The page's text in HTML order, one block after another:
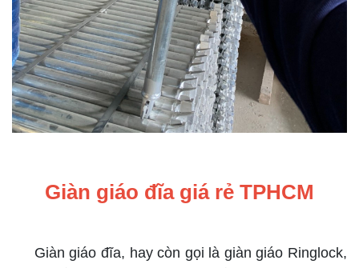
Giàn giáo đĩa giá rẻ TPHCM
Giàn giáo đĩa, hay còn gọi là giàn giáo Ringlock,